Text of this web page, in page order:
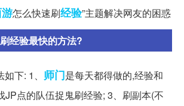
怎么快速刷经验”主题解决网友的困惑
经验最快的方法?
下: 1、 师门是每天都得做的,经验和
JP点的队伍捉鬼刷经验; 3、刷副本(不